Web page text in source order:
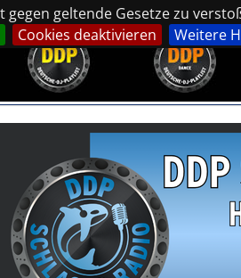
geltende Gesetze zu
Cookies deaktivieren Weitere